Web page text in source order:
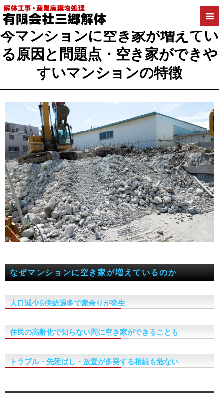
2021年2月9日
今マンションに空き家が増えてい
る原因と問題点・空き家ができや
すいマンションの特徴
なぜマンションに空き家が増えているのか
人口減少&供給過多で家余りが発生
住民の高齢化で知らない間に空き家ができることも
トラブル・先延ばし・放置が多発する相続も危ない